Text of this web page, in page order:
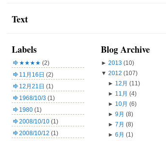
Text
Labels
★★★★ (2)
11月16日 (2)
12月21日 (1)
1968/10/3 (1)
1980 (1)
2008/10/10 (1)
2008/10/12 (1)
Blog Archive
► 2013 (10)
▼ 2012 (107)
► 12月 (11)
► 11月 (4)
► 10月 (6)
► 9月 (8)
► 7月 (8)
► 6月 (1)